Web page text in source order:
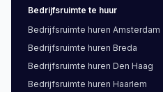
Bedrijfsruimte te huur
Bedrijfsruimte huren Amsterdam
Bedrijfsruimte huren Breda
Bedrijfsruimte huren Den Haag
Bedrijfsruimte huren Haarlem